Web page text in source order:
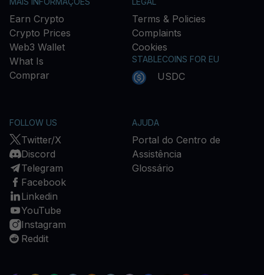
Earn Crypto
Crypto Prices
Web3 Wallet
What Is
Comprar
Terms & Policies
Complaints
Cookies
STABLECOINS FOR EU
USDC
FOLLOW US
Twitter/X
Discord
Telegram
Facebook
Linkedin
YouTube
Instagram
Reddit
AJUDA
Portal do Centro de
Assistência
Glossário